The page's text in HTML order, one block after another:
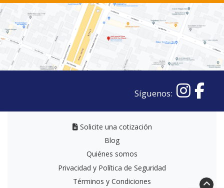
Síguenos:
Solicite una cotización
Solicite una cotización
Blog
Quiénes somos
Privacidad y Política de Seguridad
Términos y Condiciones